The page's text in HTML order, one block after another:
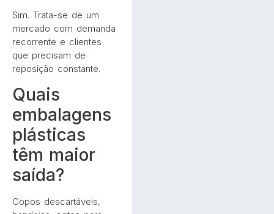
Sim. Trata-se de um
mercado com demanda
recorrente e clientes
que precisam de
reposição constante.
Quais
embalagens
plásticas
têm maior
saída?
Copos descartáveis,